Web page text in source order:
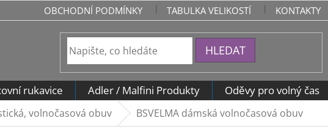
OBCHODNÍ PODMÍNKY TABULKA VELIKOSTÍ KONTAKTY
HLEDAT
rukavice Adler / Malfini Produkty Oděvy pro volný čas
volnočasová obuv BSVELMA dámská volnočasová obuv